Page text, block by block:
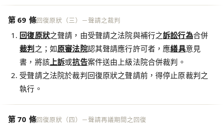
第 69 條回復原狀（三）－聲請之裁判
回復原狀之聲請，由受聲請之法院與補行之訴訟行為合併
裁判 之；如原審法院認其聲請應行許可者，應繕具意見
書，將該上訴或抗告案件送由上級法院合併裁判。
受聲請之法院於裁判回復原狀之聲請前，得停止原裁判之
執行。
第 70 條回復原狀（四）－聲請再議期間之回復